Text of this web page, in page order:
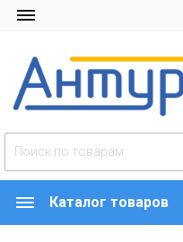
Каталог товаров